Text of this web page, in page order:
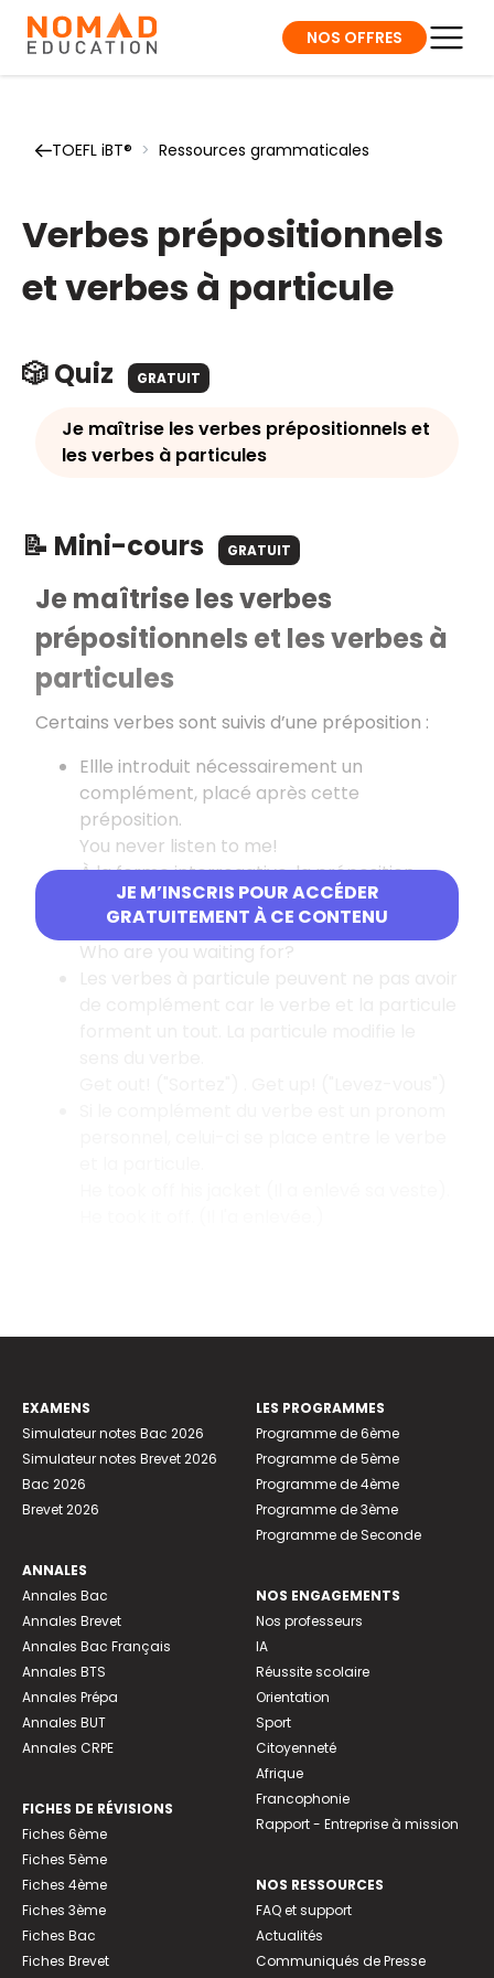
NOS OFFRES
TOEFL iBT® > Ressources grammaticales
Verbes prépositionnels
et verbes à particule
🎲 Quiz GRATUIT
Je maîtrise les verbes prépositionnels et
les verbes à particules
📝 Mini-cours GRATUIT
JE M’INSCRIS POUR ACCÉDER
GRATUITEMENT À CE CONTENU
Je maîtrise les verbes
prépositionnels et les verbes à
particules
Certains verbes sont suivis d’une préposition :
Ellle introduit nécessairement un
complément, placé après cette
préposition.
You never listen to me!
À la forme interrogative, la préposition
reste à droite du verbe.
What are you looking at?
Who are you waiting for?
EXAMENS
Simulateur notes Bac 2026
Simulateur notes Brevet 2026
Bac 2026
Brevet 2026
ANNALES
Annales Bac
Annales Brevet
Annales Bac Français
Annales BTS
Annales Prépa
Annales BUT
Annales CRPE
FICHES DE RÉVISIONS
Fiches 6ème
Fiches 5ème
Fiches 4ème
Fiches 3ème
Fiches Bac
Fiches Brevet
LES PROGRAMMES
Programme de 6ème
Programme de 5ème
Programme de 4ème
Programme de 3ème
Programme de Seconde
NOS ENGAGEMENTS
Nos professeurs
IA
Réussite scolaire
Orientation
Sport
Citoyenneté
Afrique
Francophonie
Rapport - Entreprise à mission
NOS RESSOURCES
FAQ et support
Actualités
Communiqués de Presse